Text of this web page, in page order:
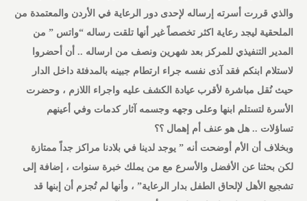
والذي قررت أسرته إرساله لإحدى دور الرعاية في الأردن والمعتمدة من
الملحقية ليجد رعاية اكثر تخصصاً غير أنها تلقت رساله “واتس ” من
المدير التنفيذي للمركز بعد شهرين ونصف من ارساله .. أن أحضروا
لاستلام ابنكم فقد آذى نفسه جراء ارتطام جبينه بالمدفئة داخل الدار
حيث نُقل مباشرة لأقرب عيادة الكشف عليه واجراء اللازم ، وحضرت
الأسرة لتستلم ابنها وعلى وجهه وجسمه آثار كدمات وفي أعينهم
تساؤلات .. هل هو عنف أم إهمال ؟؟
وبخلاف أن الأم أوضحت أنه ” يوجد لدينا في بلادنا مراكز جداً ممتازة
لكن بحثنا عن الأفضل والأسرع مع من يملك خبرة سنوات ، إضافة إلى
تشجيع الأهل لإلحاق الطفل بدار الرعاية” ، وأنها لم تُجزم أن إبنها قد